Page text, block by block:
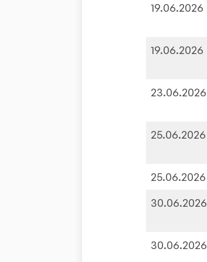
19.06.2026
19.06.2026
23.06.2026
25.06.2026
25.06.2026
30.06.2026
30.06.2026